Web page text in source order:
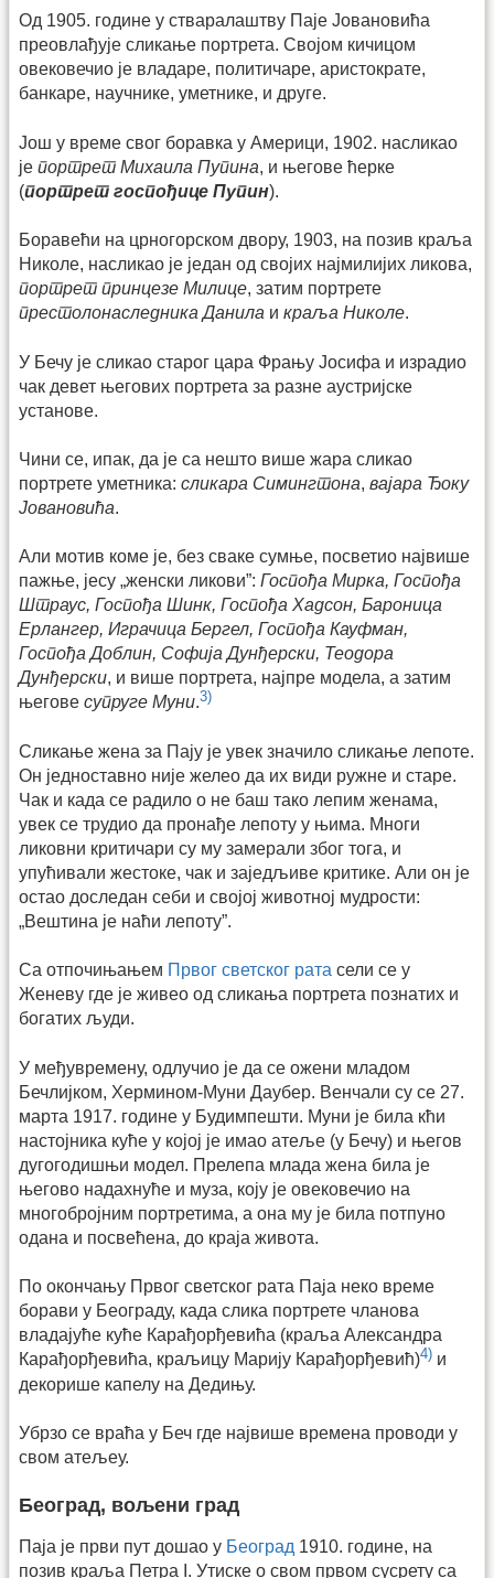
Од 1905. године у стваралаштву Паје Јовановића
преовлађује сликање портрета. Својом кичицом
овековечио је владаре, политичаре, аристократе,
банкаре, научнике, уметнике, и друге.
Још у време свог боравка у Америци, 1902. насликао
је портрет Михаила Пупина, и његове ћерке
(портрет госпођице Пупин).
Боравећи на црногорском двору, 1903, на позив краља
Николе, насликао је један од својих најмилијих ликова,
портрет принцезе Милице, затим портрете
престолонаследника Данила и краља Николе.
У Бечу је сликао старог цара Фрању Јосифа и израдио
чак девет његових портрета за разне аустријске
установе.
Чини се, ипак, да је са нешто више жара сликао
портрете уметника: сликара Симингтона, вајара Ђоку
Јовановића.
Али мотив коме је, без сваке сумње, посветио највише
пажње, јесу „женски ликови”: Госпођа Мирка, Госпођа
Штраус, Госпођа Шинк, Госпођа Хадсон, Бароница
Ерлангер, Играчица Бергел, Госпођа Кауфман,
Госпођа Доблин, Софија Дунђерски, Теодора
Дунђерски, и више портрета, најпре модела, а затим
његове супруге Муни.3)
Сликање жена за Пају је увек значило сликање лепоте.
Он једноставно није желео да их види ружне и старе.
Чак и када се радило о не баш тако лепим женама,
увек се трудио да пронађе лепоту у њима. Многи
ликовни критичари су му замерали због тога, и
упућивали жестоке, чак и заједљиве критике. Али он је
остао доследан себи и својој животној мудрости:
„Вештина је наћи лепоту”.
Са отпочињањем Првог светског рата сели се у
Женеву где је живео од сликања портрета познатих и
богатих људи.
У међувремену, одлучио је да се ожени младом
Бечлијком, Хермином-Муни Даубер. Венчали су се 27.
марта 1917. године у Будимпешти. Муни је била кћи
настојника куће у којој је имао атеље (у Бечу) и његов
дугогодишњи модел. Прелепа млада жена била је
његово надахнуће и муза, коју је овековечио на
многобројним портретима, а она му је била потпуно
одана и посвећена, до краја живота.
По окончању Првог светског рата Паја неко време
борави у Београду, када слика портрете чланова
владајуће куће Карађорђевића (краља Александра
Карађорђевића, краљицу Марију Карађорђевић)4) и
декорише капелу на Дедињу.
Убрзо се враћа у Беч где највише времена проводи у
свом атељеу.
Београд, вољени град
Паја је први пут дошао у Београд 1910. године, на
позив краља Петра I. Утиске о свом првом сусрету са